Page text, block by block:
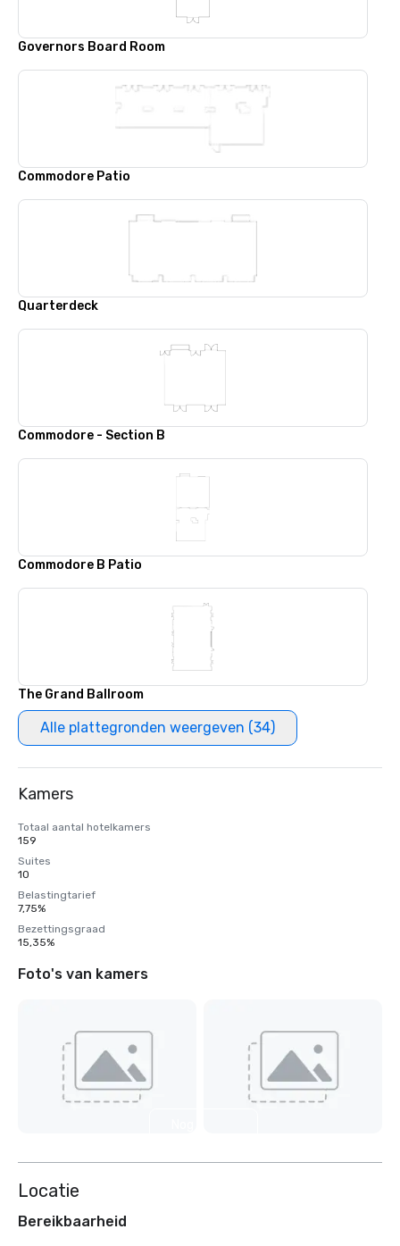
Governors Board Room
Commodore Patio
Quarterdeck
Commodore - Section B
Commodore B Patio
The Grand Ballroom
Alle plattegronden weergeven (34)
Kamers
Totaal aantal hotelkamers
159
Suites
10
Belastingtarief
7,75%
Bezettingsgraad
15,35%
Foto's van kamers
Locatie
Bereikbaarheid